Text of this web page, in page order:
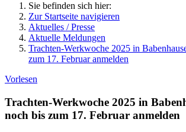
Sie befinden sich hier:
Zur Startseite navigieren
Aktuelles / Presse
Aktuelle Meldungen
Trachten-Werkwoche 2025 in
zum 17. Februar anmelden
Vorlesen
Trachten-Werkwoche 2025 in
noch bis zum 17. Februar anmelden